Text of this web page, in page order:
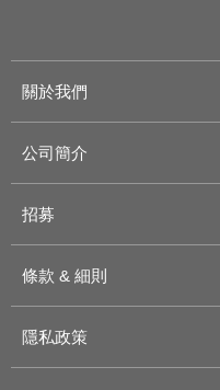
關於我們
公司簡介
招募
條款 & 細則
隱私政策